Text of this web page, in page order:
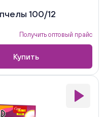
100/12
Получить оптовый прайс
Купить